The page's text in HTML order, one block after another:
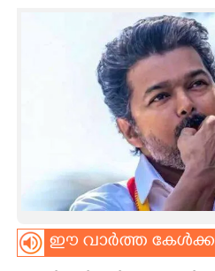
ASTROഈ വാർത്ത